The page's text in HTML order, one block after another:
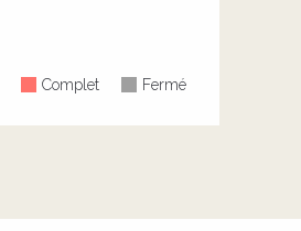
Complet Fermé